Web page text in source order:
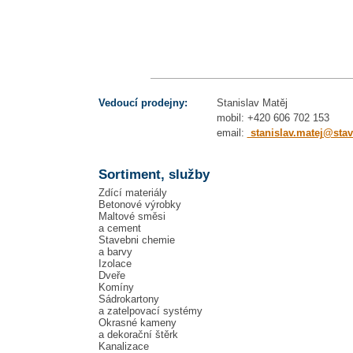
Vedoucí prodejny:
Stanislav Matěj
mobil: +420 606 702 153
email:
Sortiment, služby
Zdící materiály
Betonové výrobky
Maltové směsi
a cement
Stavebni chemie
a barvy
Izolace
Dveře
Komíny
Sádrokartony
a zatelpovací systémy
Okrasné kameny
a dekorační štěrk
Kanalizace